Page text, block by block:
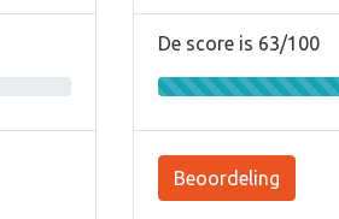
De score is 63/100
Beoordeling